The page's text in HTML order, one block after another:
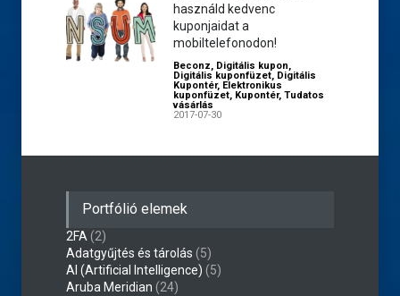
használd kedvenc
kuponjaidat a
mobiltelefonodon!
Beconz, Digitális kupon,
Digitális kuponfüzet, Digitális
Kupontér, Elektronikus
kuponfüzet, Kupontér, Tudatos
vásárlás
2017-07-30
Portfólió elemek
2FA (2)
Adatgyűjtés és tárolás (5)
AI (Artificial Intelligence) (5)
Aruba Meridian (24)